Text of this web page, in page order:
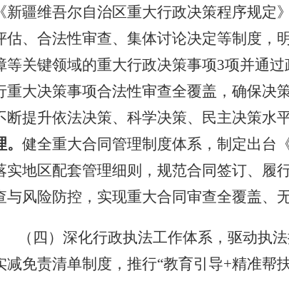
新疆维吾尔自治区重大行政决策程序规定
估、合法性审查、集体讨论决定等制度，
等关键领域的重大行政决策事项3项并通过
重大决策事项合法性审查全覆盖，确保决
断提升依法决策、科学决策、民主决策水平
健全重大合同管理制度体系，制 定出台
实地区配套管理细则，规范合同签订、履
与风险防控，实现重大合同审查全覆盖、无
（四）深化行政执法工作体系，驱动执
减免责清单制度，推行“教育引导+精准帮